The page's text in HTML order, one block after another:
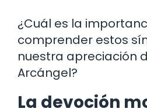
¿Cuál es la
comprender estos
nuestra apreciación
Arcángel?
La devoción